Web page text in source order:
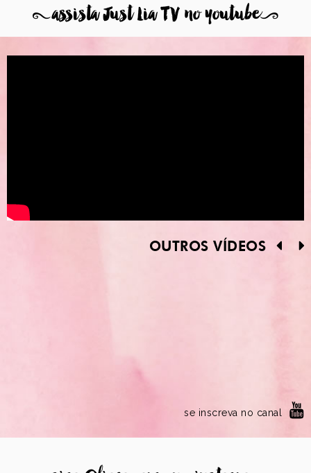
8assista Just Lia TV no youtube9
OUTROS VÍDEOS
se inscreva no canal